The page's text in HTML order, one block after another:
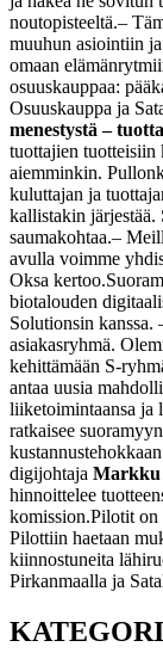
noutopisteeltä.–
muuhun asiointiin
omaan
osuuskauppaa:
Osuuskauppa ja
menestystä –
tuottajien tuotteisiin
aiemminkin.
kuluttajan ja
kallistakin järjestää.
saumakohtaa.–
avulla voimme
Oksa kertoo.
biotalouden
Solutionsin kanssa.
asiakasryhmä.
kehittämään S-
antaa uusia
liiketoimintaansa ja
ratkaisee
digijohtaja Markku
hinnoittelee
komission.Pilotit on
Pilottiin haetaan
kiinnostuneita
Pirkanmaalla ja